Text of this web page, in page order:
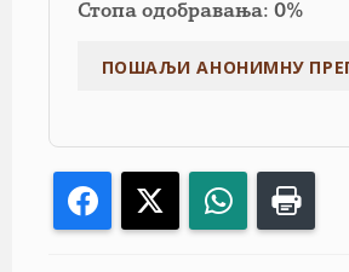
Стопа одобравања: 0%
Facebook WhatsApp